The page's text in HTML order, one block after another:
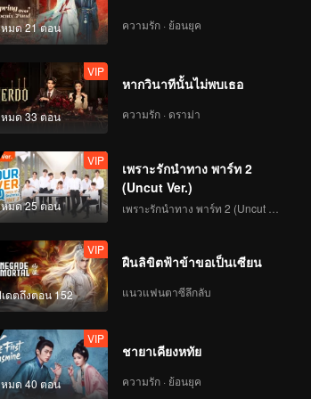
มด 21 ตอน ความรัก · ย้อนยุค
มด 33 ตอน
VIP
หากวินาทีนั้นไม่พบเธอ
ความรัก · ดราม่า
มด 25 ตอน
VIP
เพราะรักนำทาง พาร์ท 2
(Uncut Ver.)
ดตถึงตอน 152
VIP
ฝืนลิขิตฟ้าข้าขอเป็นเซียน
แนวแฟนตาซีลึกลับ
มด 40 ตอน
VIP
ชายาเคียงหทัย
ความรัก · ย้อนยุค